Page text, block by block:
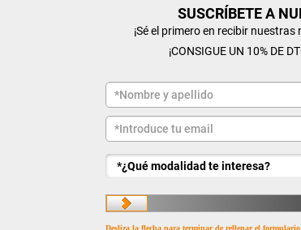
SUSCRÍBETE A
¡Sé el primero en recibir
¡CONSIGUE UN 10% DE
Desliza la flecha para terminar de rellenar el formulario